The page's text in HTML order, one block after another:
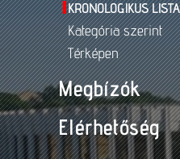
KRONOLOGIKUS LISTA
Kategória szerint
Térképen
Megbízók
Elérhetőség